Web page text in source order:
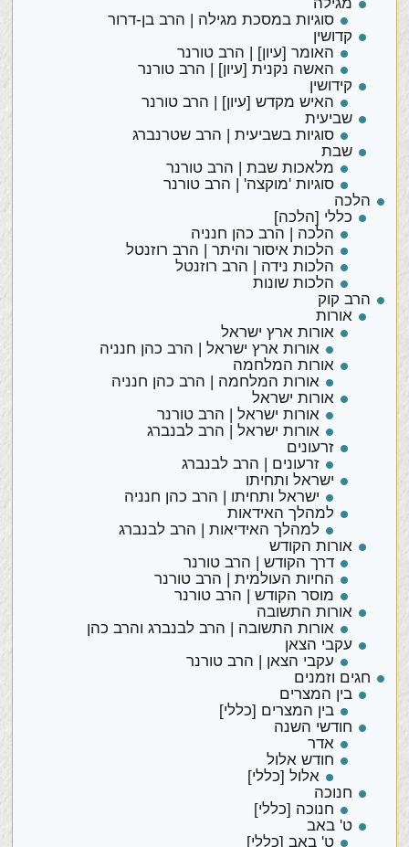
סוגיות במסכת מגילה | הרב בן-דרור
קדושין
האומר [עיון] | הרב טורנר
האשה נקנית [עיון] | הרב טורנר
קידושין
האיש מקדש [עיון] | הרב טורנר
שביעית
סוגיות בשביעית | הרב שטרנברג
שבת
מלאכות שבת | הרב טורנר
סוגיות 'מוקצה' | הרב טורנר
הלכה
כללי [הלכה]
הלכה | הרב כהן חנניה
הלכות איסור והיתר | הרב רוזנטל
הלכות נידה | הרב רוזנטל
הלכות שונות
הרב קוק
אורות
אורות ארץ ישראל
אורות ארץ ישראל | הרב כהן חנניה
אורות המלחמה
אורות המלחמה | הרב כהן חנניה
אורות ישראל
אורות ישראל | הרב טורנר
אורות ישראל | הרב לבנברג
זרעונים
זרעונים | הרב לבנברג
ישראל ותחיתו
ישראל ותחיתו | הרב כהן חנניה
למהלך האידאות
למהלך האידיאות | הרב לבנברג
אורות הקודש
דרך הקודש | הרב טורנר
החיות העולמית | הרב טורנר
מוסר הקודש | הרב טורנר
אורות התשובה
אורות התשובה | הרב לבנברג והרב כהן
עקבי הצאן
עקבי הצאן | הרב טורנר
חגים וזמנים
בין המצרים
בין המצרים [כללי]
חודשי השנה
אדר
חודש אלול
אלול [כללי]
חנוכה
חנוכה [כללי]
ט' באב
ט' באב [כללי]